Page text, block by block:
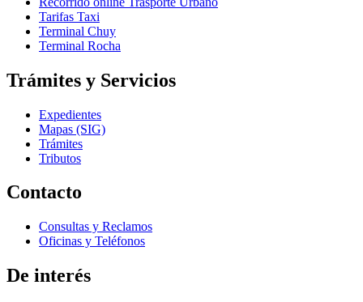
Tarifas Taxi
Terminal Chuy
Terminal Rocha
Trámites y Servicios
Expedientes
Mapas (SIG)
Trámites
Tributos
Contacto
Consultas y Reclamos
Oficinas y Teléfonos
De interés